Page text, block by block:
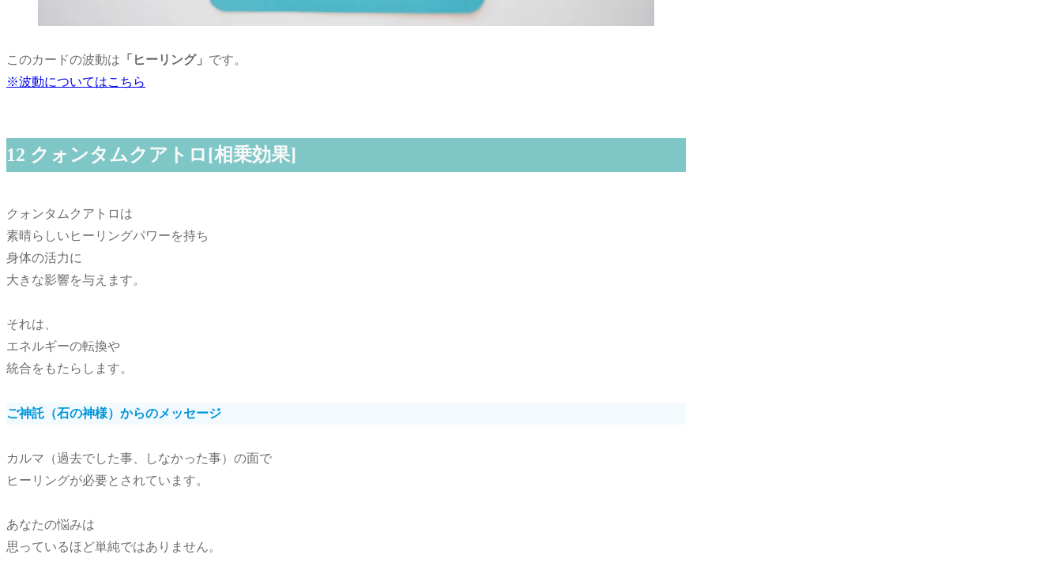
このカードの波動は 「ヒーリング」 です。
※波動についてはこちら
12 クォンタムクアトロ[相乗効果]
クォンタムクアトロは
素晴らしいヒーリングパワーを持ち
身体の活力に
大きな影響を与えます。
それは、
エネルギーの転換や
統合をもたらします。
ご神託（石の神様）からのメッセージ
カルマ（過去でした事、しなかった事）の面で
ヒーリングが必要とされています。
あなたの悩みは
思っているほど単純ではありません。